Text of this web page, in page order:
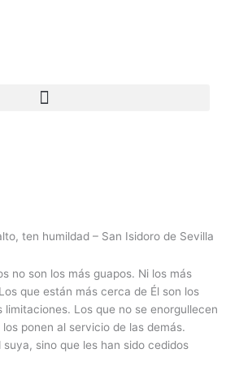
no son los más guapos. Ni los más
que están más cerca de Él son los
Los que no se enorgullecen
ponen al servicio de las demás.
sino que les han sido cedidos